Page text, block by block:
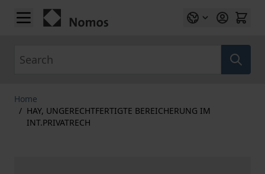
Skip to Content
Home
/ HAY, UNGERECHTFERTIGTE BEREICHERUNG IM
INT.PRIVATRECH